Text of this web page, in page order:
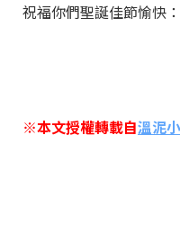
祝福你們聖誕佳節愉快：
※本文授權轉載自溫泥